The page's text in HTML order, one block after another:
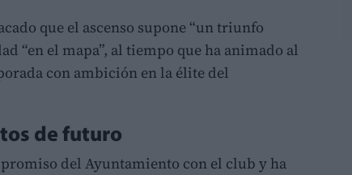
que el ascenso supone “un triunfo
“en el mapa”, al tiempo que ha animado al
con ambición en la élite del
de futuro
del Ayuntamiento con el club y ha